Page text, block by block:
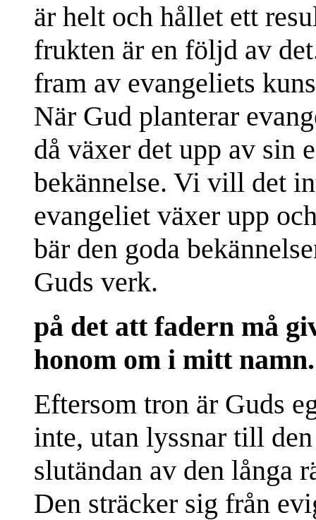
är helt och hållet ett
frukten är en följd av
fram av evangeliets
När Gud planterar
då växer det upp av sin
bekännelse. Vi vill det
evangeliet växer upp
bär den goda
Guds verk.
på det att fadern må
honom om i mitt
Eftersom tron är Guds
inte, utan lyssnar till
slutändan av den långa
Den sträcker sig från